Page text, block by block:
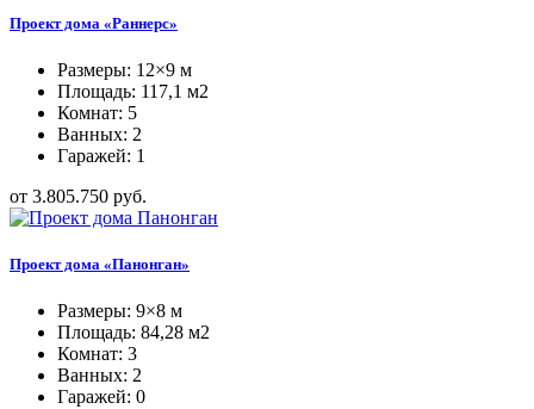
Проект дома «Раннерс»
Размеры: 12×9 м
Площадь: 117,1 м2
Комнат: 5
Ванных: 2
Гаражей: 1
от 3.805.750 руб.
Проект дома «Панонган»
Размеры: 9×8 м
Площадь: 84,28 м2
Комнат: 3
Ванных: 2
Гаражей: 0